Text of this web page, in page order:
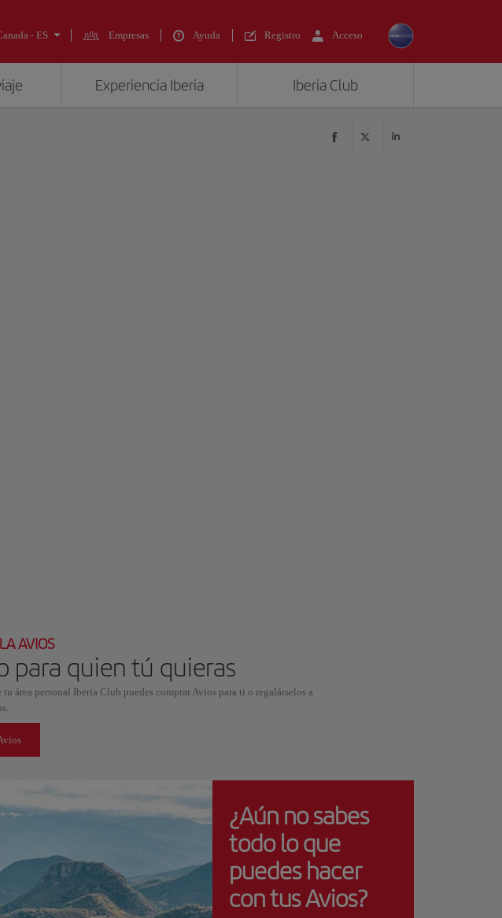
- ES Empresas Ayuda Registro Acceso
Experiencia Iberia Iberia Club
AVIOS
para quien tú quieras
área personal Iberia Club puedes comprar Avios para ti o regalárselos a
¿Aún no sabes
todo lo que
puedes hacer
con tus Avios?